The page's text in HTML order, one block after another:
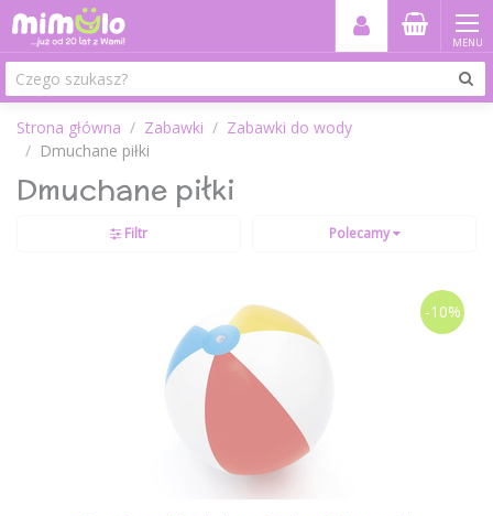
MENU
Strona główna Zabawki
Zabawki do wody
Dmuchane piłki
Dmuchane piłki
Filtr Polecamy
-10%